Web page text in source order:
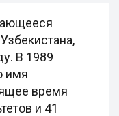
В 1989
имя
время
и 41